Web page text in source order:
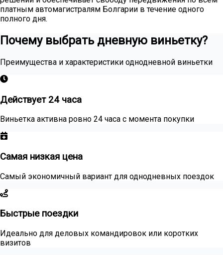
платным автомагистралям Болгарии в течение одного
полного дня.
Почему выбрать дневную виньетку?
Преимущества и характеристики однодневной виньетки
Действует 24 часа
Виньетка активна ровно 24 часа с момента покупки
Самая низкая цена
Самый экономичный вариант для однодневных поездок
Быстрые поездки
Идеально для деловых командировок или коротких
визитов